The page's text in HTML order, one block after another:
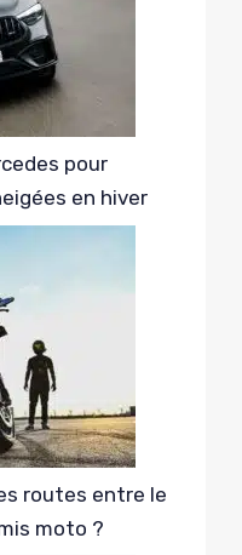
pour
en hiver
routes entre le
moto ?